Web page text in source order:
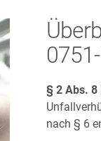
§ 2 Abs. 8
nach § 6